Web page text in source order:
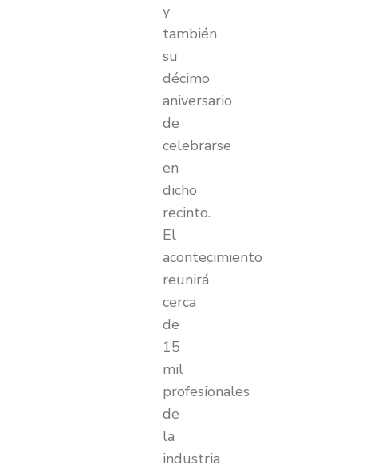
y
también
su
décimo
aniversario
de
celebrarse
en
dicho
recinto.
El
acontecimiento
reunirá
cerca
de
15
mil
profesionales
de
la
industria